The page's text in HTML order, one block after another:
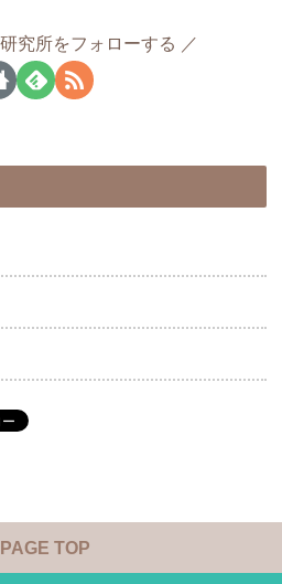
究所をフォローする
PAGE TOP